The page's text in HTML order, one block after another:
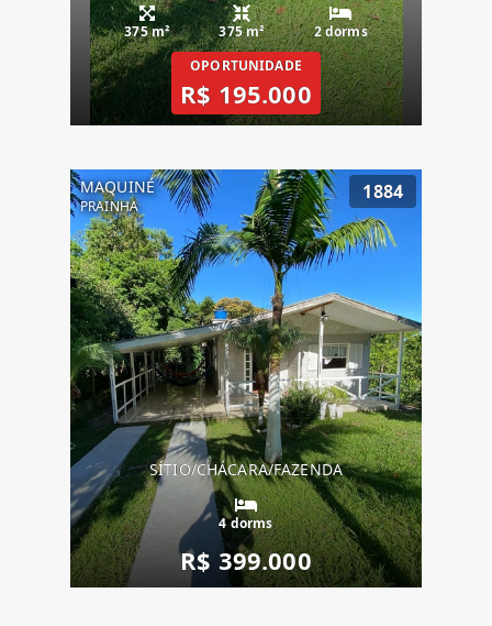
375 m² 375 m²
2 dorms
OPORTUNIDADE
R$ 195.000
MAQUINÉ
PRAINHA
1884
SÍTIO/CHÁCARA/FAZENDA
4 dorms
R$ 399.000